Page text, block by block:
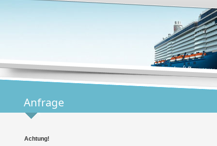
Anfrage
Achtung!